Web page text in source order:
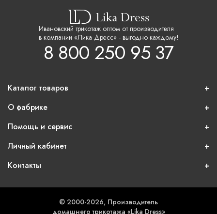
Ивановский трикотаж оптом от производителя
в компании «Лика Дресс» - выгодно каждому!
8 800 250 95 37
Каталог товаров
О фабрике
Помощь и сервис
Личный кабинет
Контакты
© 2000-2026, Производитель
домашнего трикотажа «Lika Dress»